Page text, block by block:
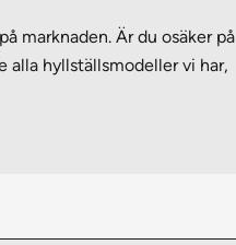
marknaden. Är du osäker på
alla hyllställsmodeller vi har,